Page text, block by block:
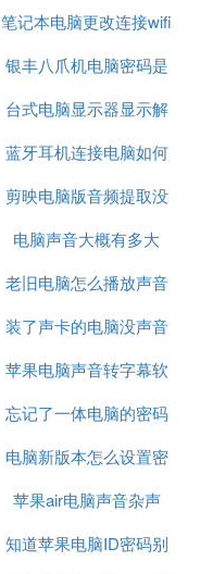
笔记本电脑更改连接wifi
密码
银丰八爪机电脑密码是
什么
台式电脑显示器显示解
锁密码
蓝牙耳机连接电脑如何
装驱动程序
剪映电脑版音频提取没
声音
电脑声音大概有多大
老旧电脑怎么播放声音
装了声卡的电脑没声音
了
苹果电脑声音转字幕软
件
忘记了一体电脑的密码
电脑新版本怎么设置密
码
苹果air电脑声音杂声
知道苹果电脑ID密码别